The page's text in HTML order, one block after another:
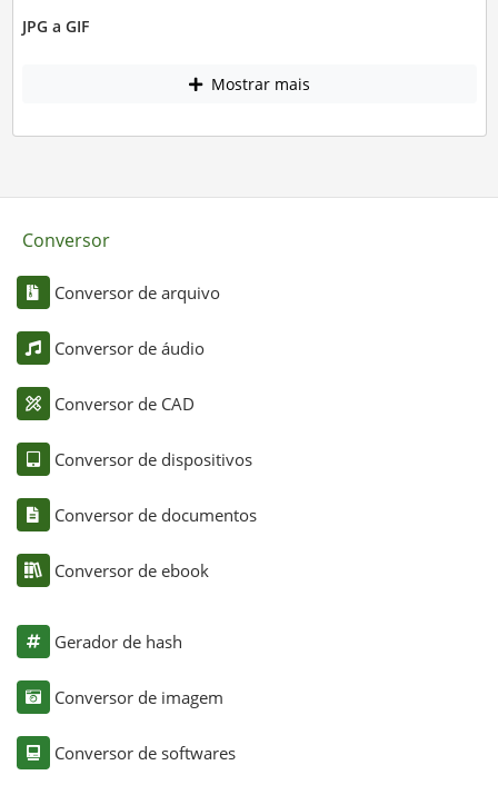
JPG a GIF
Mostrar mais
Conversor
Conversor de arquivo
Conversor de áudio
Conversor de CAD
Conversor de dispositivos
Conversor de documentos
Conversor de ebook
Gerador de hash
Conversor de imagem
Conversor de softwares